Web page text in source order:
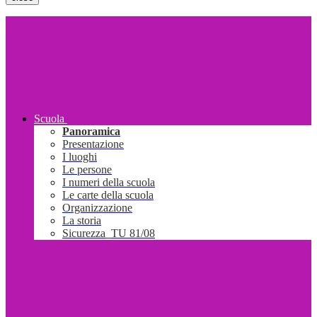
Scuola
Panoramica
Presentazione
I luoghi
Le persone
I numeri della scuola
Le carte della scuola
Organizzazione
La storia
Sicurezza_TU 81/08